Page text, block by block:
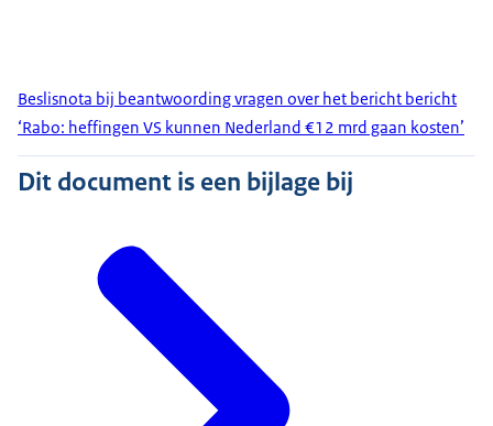
Beslisnota bij beantwoording vragen over het bericht bericht
‘Rabo: heffingen VS kunnen Nederland €12 mrd gaan kosten’
Dit document is een bijlage bij